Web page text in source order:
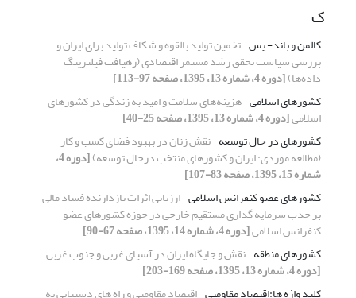
ک
کالمن و باند- پس تخمین تولید بالقوه و شکاف تولید برای ایران و
بررسی سیاست تحقق رشد مستمر اقتصادی (رهیافت فیلترینگ
داده‌ها)[دوره 4، شماره 13، 1395، صفحه 97-113]
کشورهای اسلامی هزینه‌های سلامت و امید به زندگی در کشورهای
اسلامی[دوره 4، شماره 13، 1395، صفحه 25-40]
کشورهای در حال توسعه نقش زنان در بهبود فضای کسب و کار
(مطالعه موردی: ایران و کشورهای منتخب درحال توسعه) [دوره 4،
شماره 15، 1395، صفحه 83-107]
کشورهای عضو کنفرانس اسلامی ارزیابی اثرات بازدارنده فساد مالی
بر جذب سرمایه گذاری مستقیم خارجی در حوزه کشورهای عضو
کنفرانس اسلامی[دوره 4، شماره 14، 1395، صفحه 67-90]
کشورهای منطقه نقش و جایگاه ایران در آسیای غربی و جنوب غربی
[دوره 4، شماره 13، 1395، صفحه 169-203]
کلید واژه ها:اقتصاد مقاومتی اقتصاد مقاومتی و راه های دستیابی به